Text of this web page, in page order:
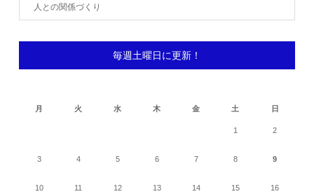
人との関係づくり
毎週土曜日に更新！
月
火 水 木 金 土 日
1 2
3 4 5 6 7 8 9
10 11 12 13 14 15 16